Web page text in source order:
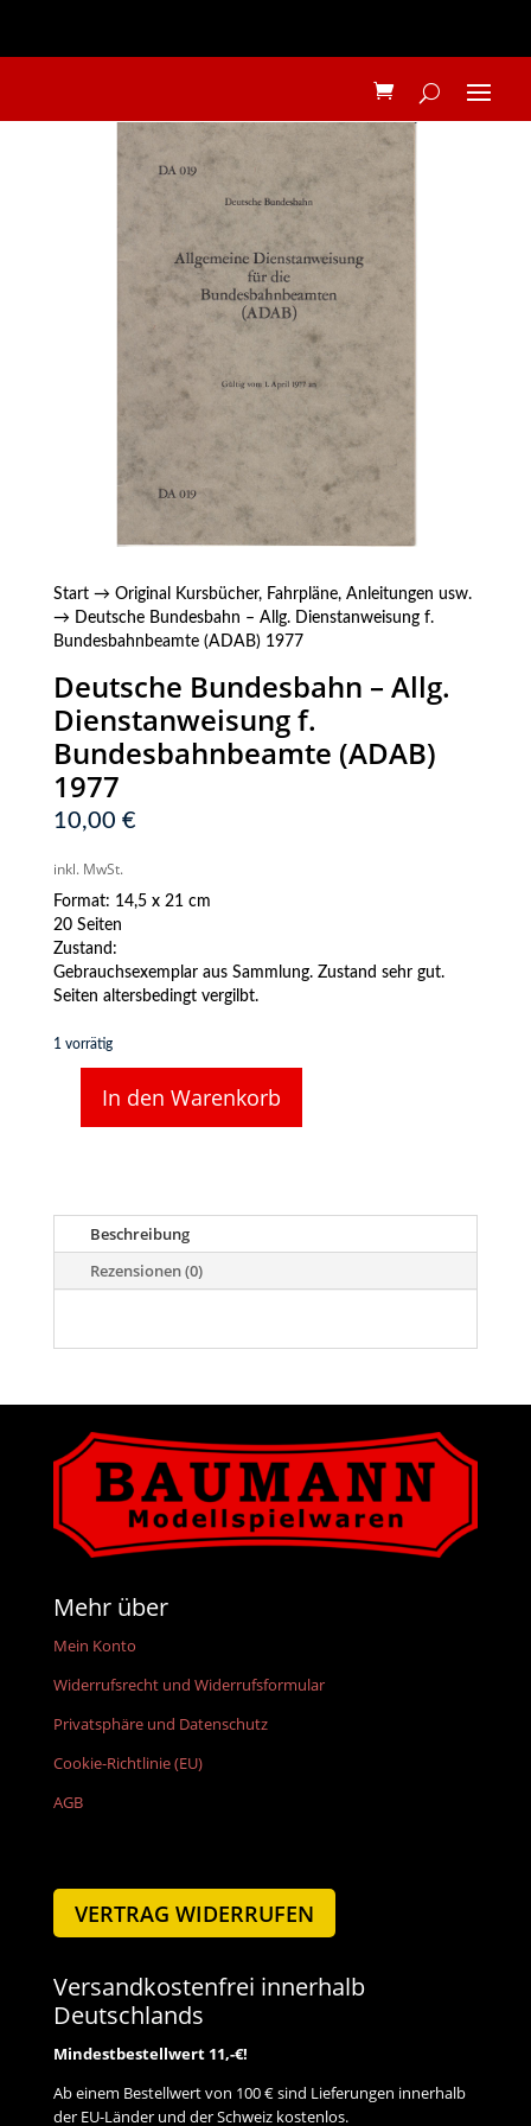
Start→ Original Kursbücher, Fahrpläne, Anleitungen usw.
→ Deutsche Bundesbahn – Allg. Dienstanweisung f.
Bundesbahnbeamte (ADAB) 1977
Deutsche Bundesbahn – Allg.
Dienstanweisung f.
Bundesbahnbeamte (ADAB)
1977
10,00 €
inkl. MwSt.
Format: 14,5 x 21 cm
20 Seiten
Zustand:
Gebrauchsexemplar aus Sammlung. Zustand sehr gut.
Seiten altersbedingt vergilbt.
1 vorrätig
Deutsche
Bundesbahn
Bundesbahnbeamte
(ADAB)
1977
In den Warenkorb
Beschreibung
Rezensionen (0)
Mehr über
Mein Konto
Widerrufsrecht und Widerrufsformular
Privatsphäre und Datenschutz
Cookie-Richtlinie (EU)
AGB
VERTRAG WIDERRUFEN
Versandkostenfrei innerhalb
Deutschlands
Mindestbestellwert 11,-€!
Ab einem Bestellwert von 100 € sind Lieferungen innerhalb
der EU-Länder und der Schweiz kostenlos.